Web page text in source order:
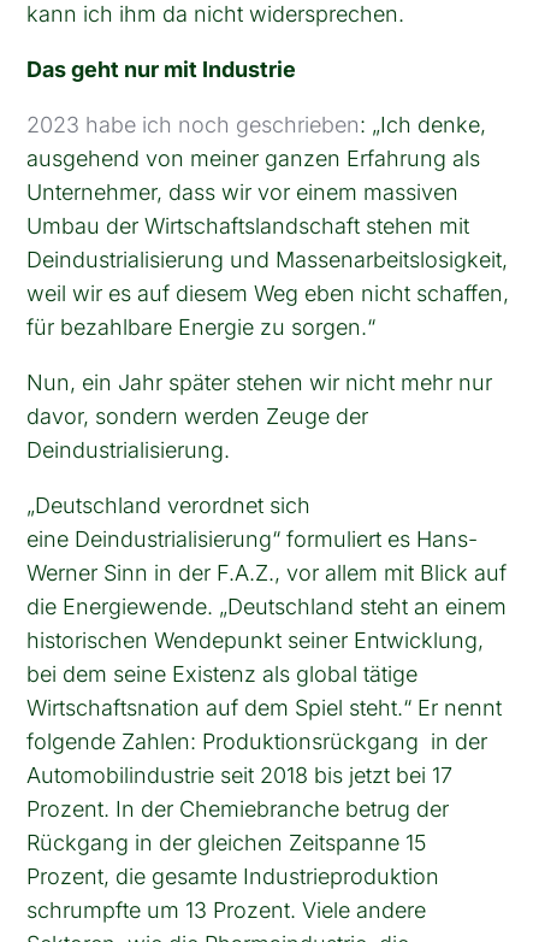
kann ich ihm da nicht widersprechen.
Das geht nur mit Industrie
2023 habe ich noch geschrieben: „Ich denke,
ausgehend von meiner ganzen Erfahrung als
Unternehmer, dass wir vor einem massiven
Umbau der Wirtschaftslandschaft stehen mit
Deindustrialisierung und Massenarbeitslosigkeit,
weil wir es auf diesem Weg eben nicht schaffen,
für bezahlbare Energie zu sorgen.“
Nun, ein Jahr später stehen wir nicht mehr nur
davor, sondern werden Zeuge der
Deindustrialisierung.
„Deutschland verordnet sich
eine Deindustrialisierung“ formuliert es Hans-
Werner Sinn in der F.A.Z., vor allem mit Blick auf
die Energiewende. „Deutschland steht an einem
historischen Wendepunkt seiner Entwicklung,
bei dem seine Existenz als global tätige
Wirtschaftsnation auf dem Spiel steht.“ Er nennt
folgende Zahlen: Produktionsrückgang in der
Automobilindustrie seit 2018 bis jetzt bei 17
Prozent. In der Chemiebranche betrug der
Rückgang in der gleichen Zeitspanne 15
Prozent, die gesamte Industrieproduktion
schrumpfte um 13 Prozent. Viele andere